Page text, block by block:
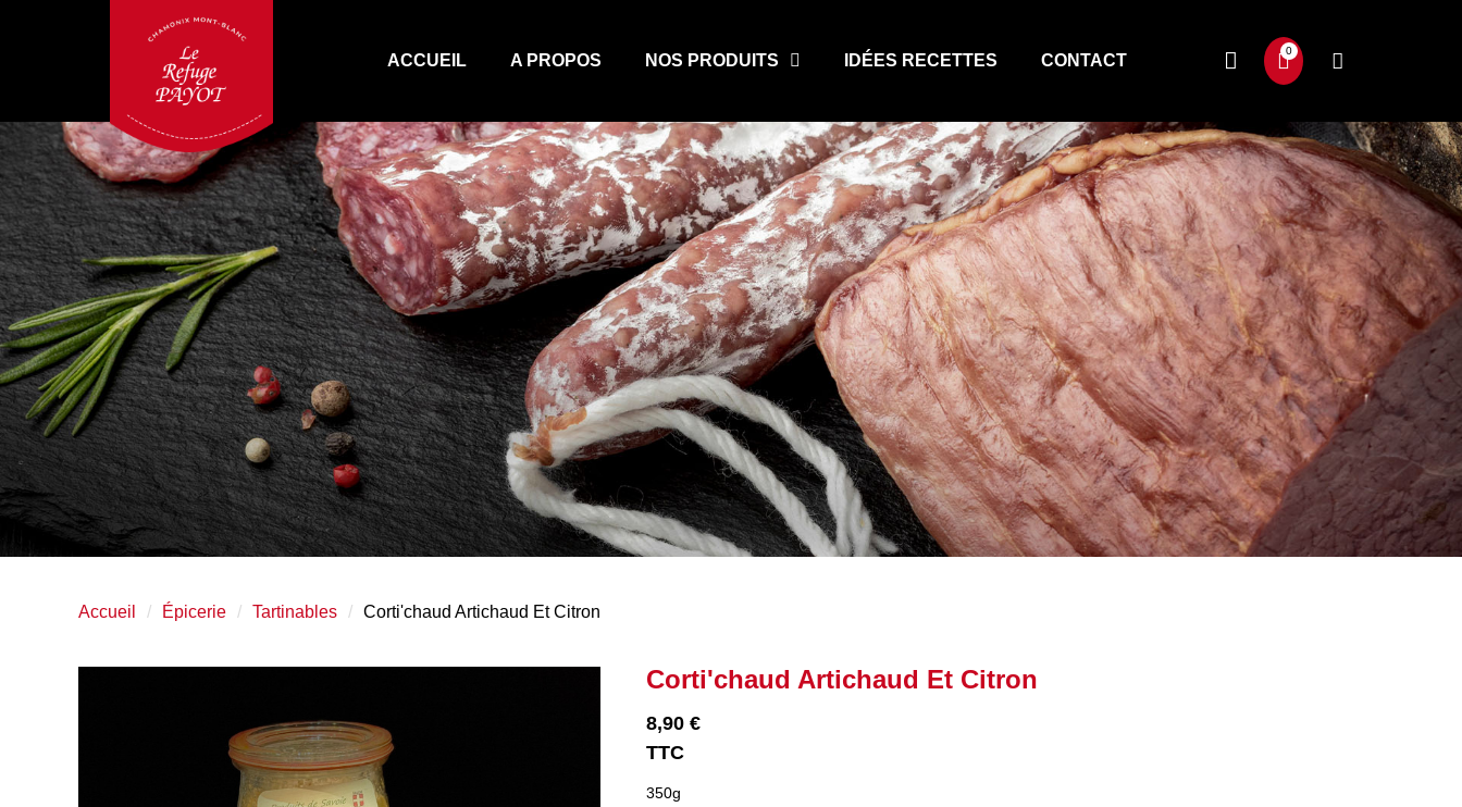
ACCUEIL A PROPOS NOS PRODUITS IDÉES RECETTES CONTACT
Accueil Épicerie Tartinables Corti'chaud Artichaud Et Citron
Corti'chaud Artichaud Et Citron
8,90 €
TTC
350g